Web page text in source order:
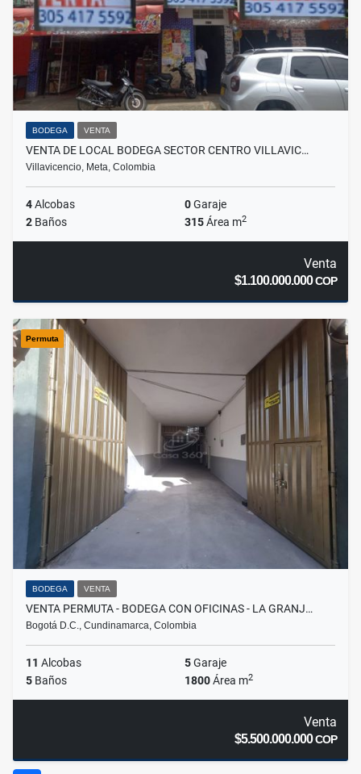
BODEGA VENTA
VENTA DE LOCAL BODEGA SECTOR CENTRO VILLAVIC…
Villavicencio, Meta, Colombia
4Alcobas 0Garaje
2 Baños 315Área m2
Venta
$1.100.000.000COP
Permuta
BODEGA VENTA
VENTA PERMUTA - BODEGA CON OFICINAS - LA GRANJ…
Bogotá D.C., Cundinamarca, Colombia
11 Alcobas 5Garaje
5 Baños 1800Área m2
Venta
$5.500.000.000COP